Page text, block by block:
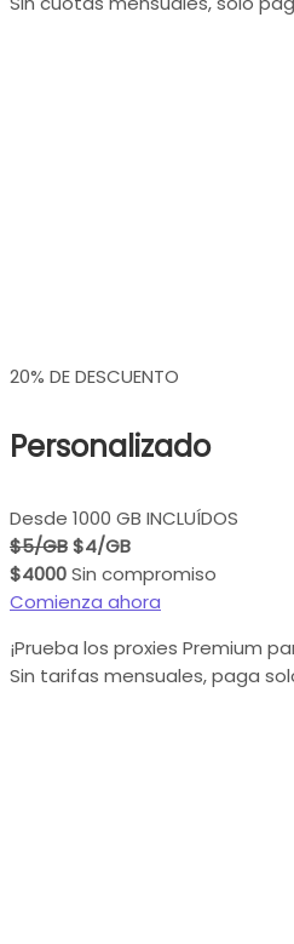
20% DE DESCUENTO
Personalizado
Desde 1000 GB INCLUÍDOS
$5/GB$4/GB
$4000Sin compromiso
Comienza ahora
¡Prueba los proxies Premium
Sin tarifas mensuales, paga